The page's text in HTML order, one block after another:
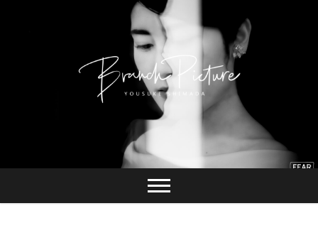
ブランチピクチャ
ー 嶋田陽介
長崎 カメラマン